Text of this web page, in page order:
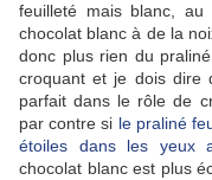
feuilleté mais blanc, au
chocolat blanc à de la
donc plus rien du
croquant et je dois dire
parfait dans le rôle de
par contre si le praliné
étoiles dans les yeux
chocolat blanc est plus